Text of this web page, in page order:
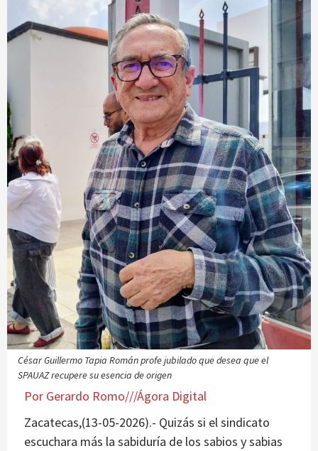
César Guillermo Tapia Román profe jubilado que desea que el
SPAUAZ recupere su esencia de origen
Por Gerardo Romo///Ágora Digital
Zacatecas,(13-05-2026).- Quizás si el sindicato
escuchara más la sabiduría de los sabios y sabias